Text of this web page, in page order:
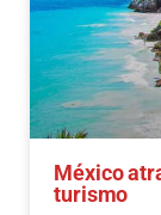
México
turismo